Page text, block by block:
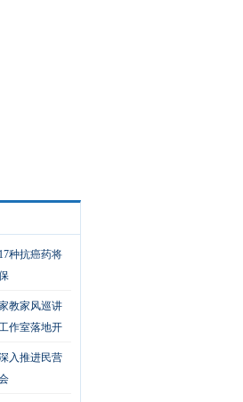
种抗癌药将
教家风巡讲
作室落地开
入推进民营